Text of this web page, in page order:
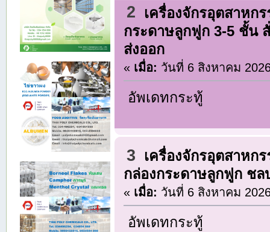
2
เครื่องจักรอุตสาหก
กระดาษลูกฟูก 3-5 ชั้น
ส่งออก
« เมื่อ: วันที่ 6 สิงหาคม
อัพเดทกระทู้
3
เครื่องจักรอุตสาหก
กล่องกระดาษลูกฟูก ชล
« เมื่อ: วันที่ 6 สิงหาคม
อัพเดทกระทู้